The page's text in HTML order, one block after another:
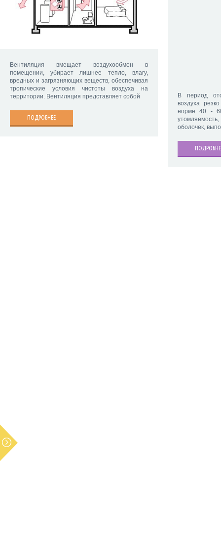
Вентиляция вмещает воздухообмен в
помещении, убирает лишнее тепло, влагу,
вредных и загрязняющих веществ, обеспечивая
тропические условия чистоты воздуха на
территории. Вентиляция представляет собой
ПОДРОБНЕЕ
В период
воздуха
норме 40 -
оболочек,